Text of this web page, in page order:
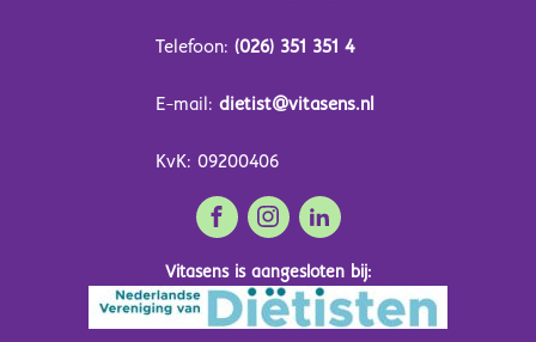
Telefoon: (026) 351 351 4
E-mail: dietist@vitasens.nl
KvK: 09200406
Vitasens is aangesloten bij: